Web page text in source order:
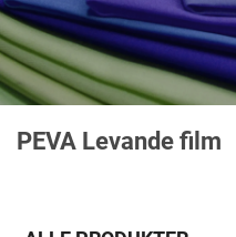
PEVA Levande film